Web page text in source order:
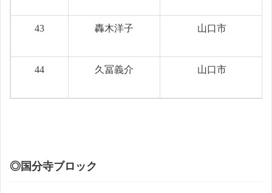
43 轟木洋子 山口市
44 久冨義介 山口市
◎国分寺ブロック